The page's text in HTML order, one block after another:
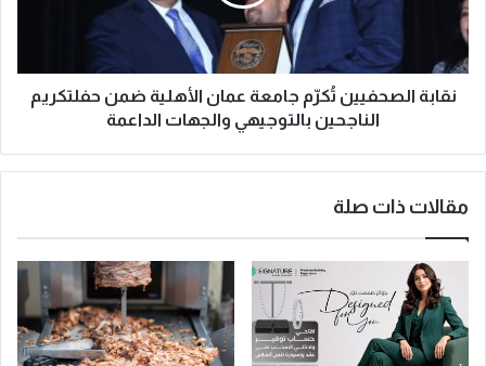
نقابة الصحفيين تُكرّم جامعة عمان الأهلية ضمن حفلتكريم
الناجحين بالتوجيهي والجهات الداعمة
مقالات ذات صلة